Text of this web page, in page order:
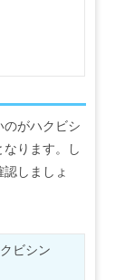
のがハクビシ
ります。し
しましょ
ビシン